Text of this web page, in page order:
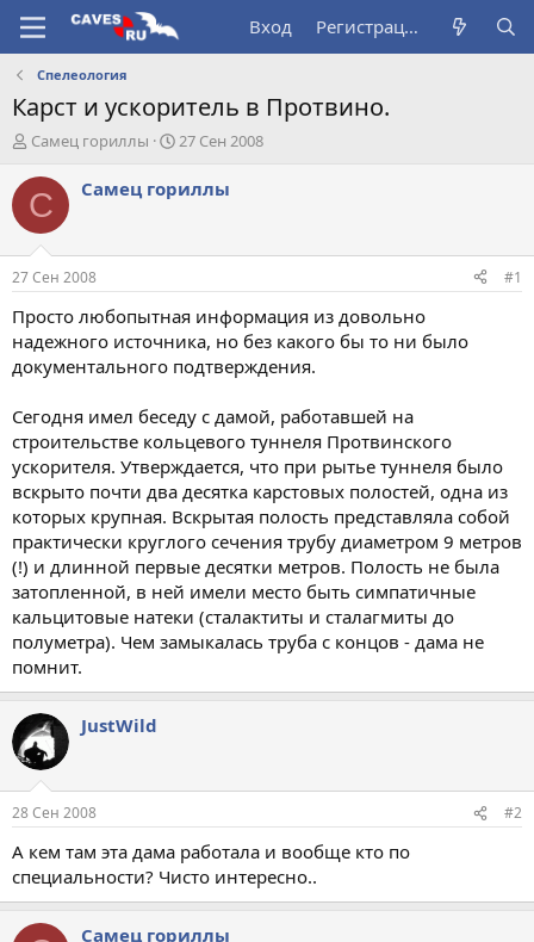
Вход Регистрация
Спелеология
Карст и ускоритель в Протвино.
А
т
о
т
е
м
ы
Самец гориллы
Д
т
а
л
27 Сен 2008
С Самец гориллы
27 Сен 2008 #1
Просто любопытная информация из довольно
надежного источника, но без какого бы то ни было
документального подтверждения.
Сегодня имел беседу с дамой, работавшей на
строительстве кольцевого туннеля Протвинского
ускорителя. Утверждается, что при рытье туннеля было
вскрыто почти два десятка карстовых полостей, одна из
которых крупная. Вскрытая полость представляла собой
практически круглого сечения трубу диаметром 9 метров
(!) и длинной первые десятки метров. Полость не была
затопленной, в ней имели место быть симпатичные
кальцитовые натеки (сталактиты и сталагмиты до
полуметра). Чем замыкалась труба с концов - дама не
помнит.
JustWild
28 Сен 2008 #2
А кем там эта дама работала и вообще кто по
специальности? Чисто интересно..
Самец гориллы